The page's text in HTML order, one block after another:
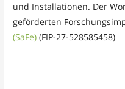
und Installationen. Der
geförderten
(SaFe)(FIP-27-528585458)